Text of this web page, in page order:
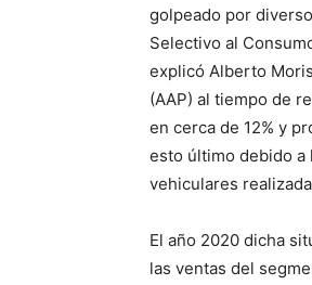
golpeado por
Selectivo al
explicó Alberto
(AAP) al tiempo de
en cerca de 12% y
esto último debido a
vehiculares
El año 2020 dicha
las ventas del